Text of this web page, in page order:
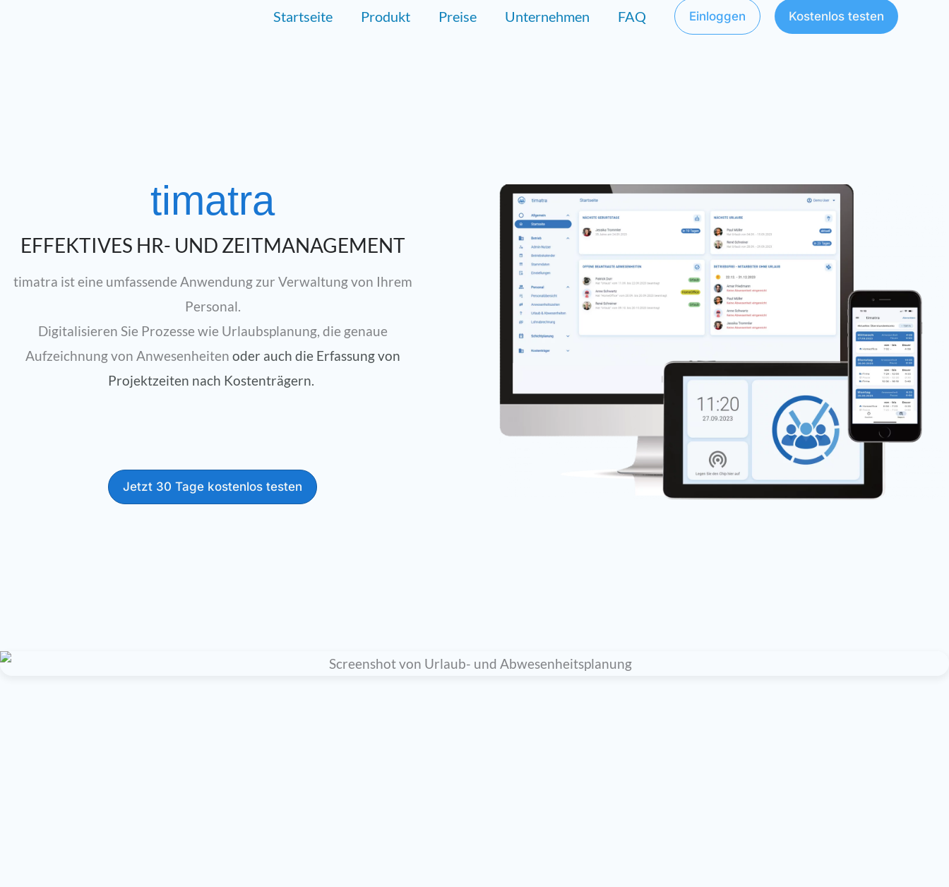
Startseite Produkt Preise Unternehmen FAQ Einloggen Kostenlos testen
timatra
EFFEKTIVES HR- UND ZEITMANAGEMENT
timatra ist eine umfassende Anwendung zur Verwaltung von Ihrem
Personal.
Digitalisieren Sie Prozesse wie Urlaubsplanung, die genaue
Aufzeichnung von Anwesenheiten oder auch die Erfassung von
Projektzeiten nach Kostenträgern.
Jetzt 30 Tage kostenlos testen